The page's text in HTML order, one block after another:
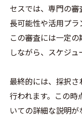
セスでは、専門の
長可能性や活用プラ
この審査には一定
しながら、スケジュ
最終的には、採択
行われます。この時
いての詳細な説明